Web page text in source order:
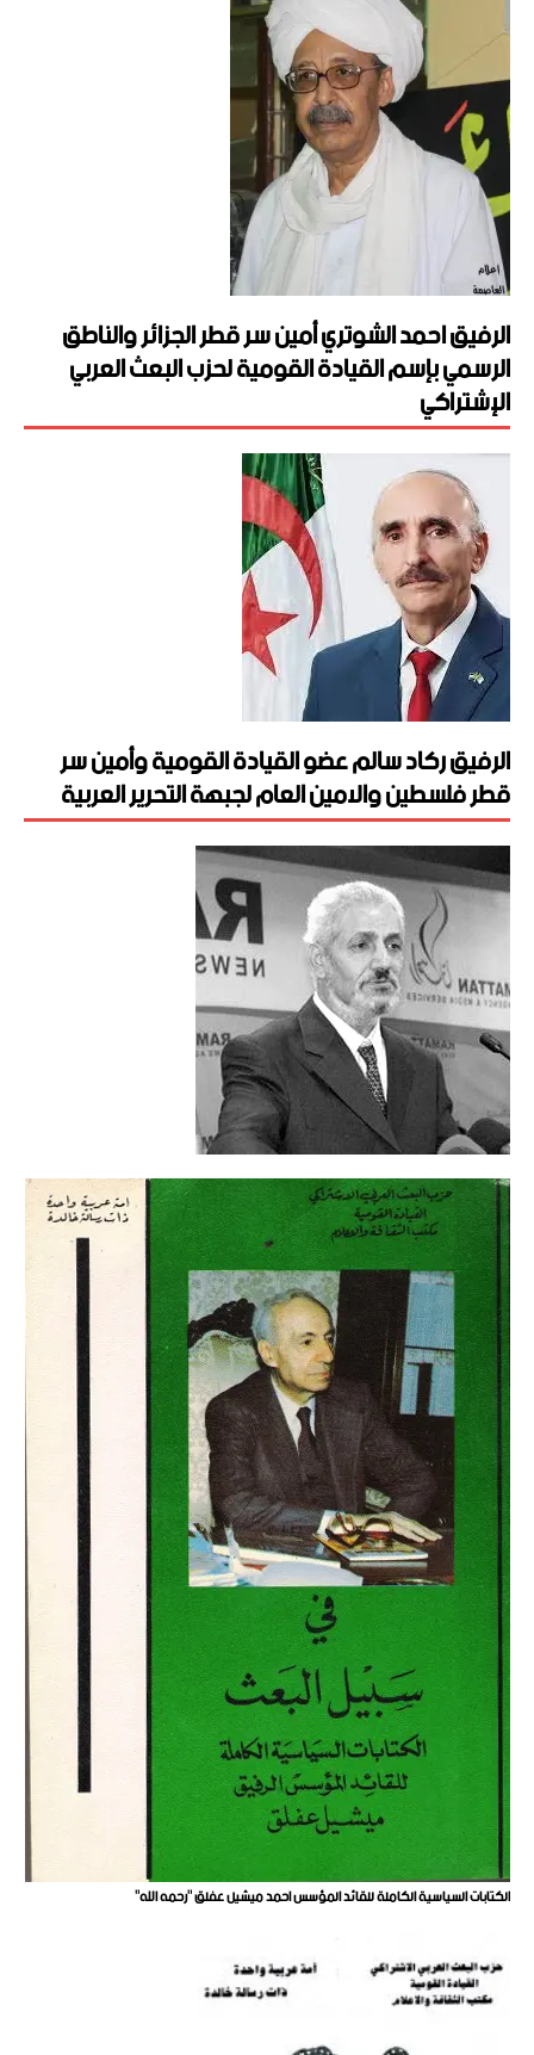
الرفيق احمد الشوتري أمين سر قطر الجزائر والناطق
الرسمي بإسم القيادة القومية لحزب البعث العربي
الإشتراكي
الرفيق ركاد سالم عضو القيادة القومية وأمين سر
قطر فلسطين والامين العام لجبهة التحرير العربية
الكتابات السياسية الكاملة للقائد المؤسس احمد ميشيل عفلق "رحمه الله"